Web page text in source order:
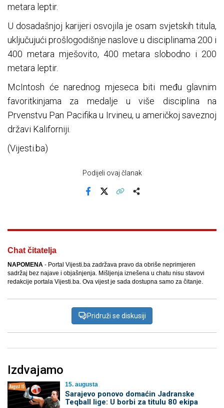
metara leptir.
U dosadašnjoj karijeri osvojila je osam svjetskih titula,
uključujući prošlogodišnje naslove u disciplinama 200 i
400 metara mješovito, 400 metara slobodno i 200
metara leptir.
McIntosh će narednog mjeseca biti među glavnim
favoritkinjama za medalje u više disciplina na
Prvenstvu Pan Pacifika u Irvineu, u američkoj saveznoj
državi Kaliforniji.
(Vijesti.ba)
Podijeli ovaj članak
Chat čitatelja
NAPOMENA - Portal Vijesti.ba zadržava pravo da obriše neprimjeren
sadržaj bez najave i objašnjenja. Mišljenja iznešena u chatu nisu stavovi
redakcije portala Vijesti.ba. Ova vijest je sada dostupna samo za čitanje.
Pridruži se diskusiji
Izdvajamo
15. augusta
Sarajevo ponovo domaćin Jadranske
Teqball lige: U borbi za titulu 80 ekipa